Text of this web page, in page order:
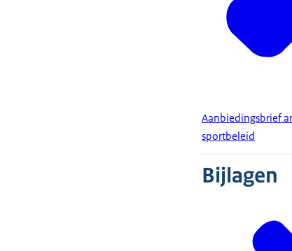
Aanbiedingsbrief
sportbeleid
Bijlagen